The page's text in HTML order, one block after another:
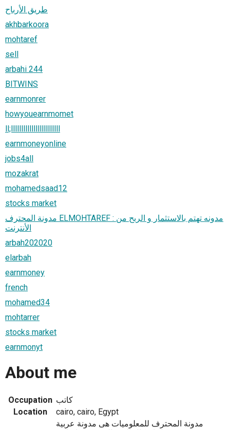
طريق الأرباح
akhbarkoora
mohtaref
sell
arbahi 244
BITWINS
earnmonrer
howyouearnmomet
ll;llllllllllllllllllllllll
earnmoneyonline
jobs4all
mozakrat
mohamedsaad12
stocks market
مدونة المحترف ELMOHTAREF : مدونه تهتم بالاستثمار و الربح من
الأنترنت
arbah202020
elarbah
earnmoney
french
mohamed34
mohtarrer
stocks market
earnmonyt
About me
Occupation كاتب
Location
cairo, cairo, Egypt
مدونة المحترف للمعلوميات هى مدونة عربية